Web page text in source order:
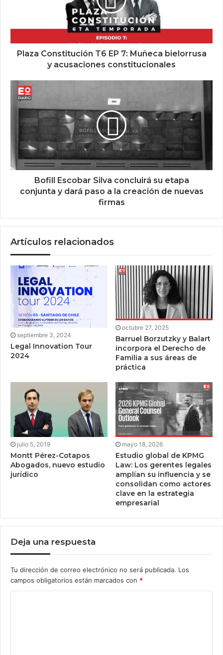
Plaza Constitución T6 EP 7: Muñeca bielorrusa
y acusaciones constitucionales
Bofill Escobar Silva concluirá su etapa
conjunta y dará paso a la creación de nuevas
firmas
Artículos relacionados
septiembre 3, 2024
Legal Innovation Tour
2024
octubre 27, 2025
Barruel Borzutzky y Balart
incorpora el Derecho de
Familia a sus áreas de
práctica
julio 5, 2019
Montt Pérez-Cotapos
Abogados, nuevo estudio
jurídico
mayo 18, 2026
Estudio global de KPMG
Law: Los gerentes legales
amplían su influencia y se
consolidan como actores
clave en la estrategia
empresarial
Deja una respuesta
Tu dirección de correo electrónico no será publicada. Los
campos obligatorios están marcados con *